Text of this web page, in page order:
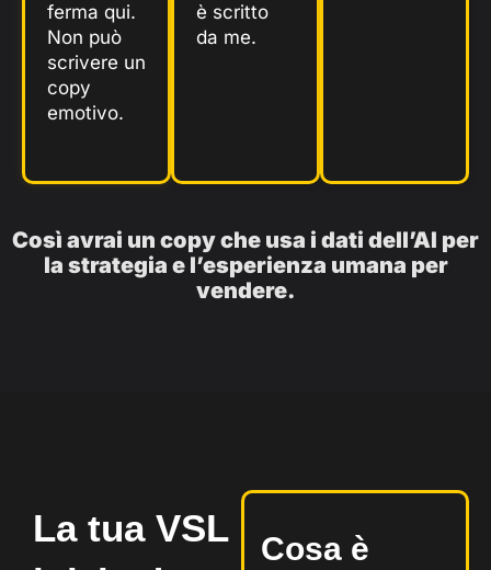
ferma qui.
Non può
scrivere un
copy
emotivo.
è scritto
da me.
Così avrai un copy che usa i dati dell’AI per
la strategia e l’esperienza umana per
vendere.
La tua VSL
Cosa è